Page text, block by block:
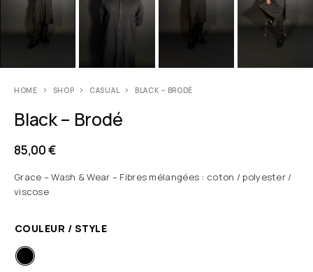
HOME SHOP CASUAL BLACK – BRODÉ
Black – Brodé
85,00€
Grace – Wash & Wear – Fibres mélangées : coton / polyester /
viscose
COULEUR / STYLE